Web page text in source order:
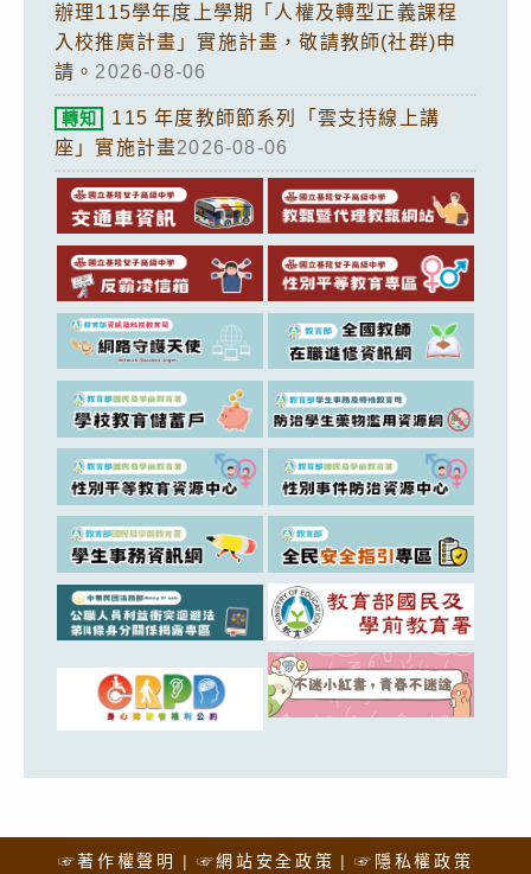
辦理115學年度上學期「人權及轉型正義課程
入校推廣計畫」實施計畫，敬請教師(社群)申
請。 2026-08-06
轉知
115 年度教師節系列「雲支持線上講
座」實施計畫2026-08-06
☞著作權聲明 ☞網站安全政策 ☞隱私權政策